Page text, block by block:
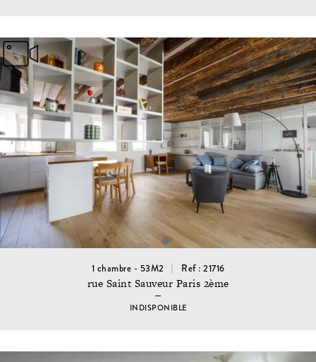
1 chambre - 53M2 Ref : 21716
rue Saint Sauveur Paris 2ème
INDISPONIBLE